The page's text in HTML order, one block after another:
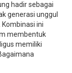
hadir sebagai
generasi unggul
ini
membentuk
memiliki